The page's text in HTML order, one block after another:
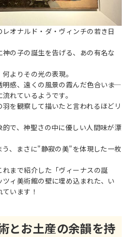
オナルド・ダ・ヴィンチの若き日
の子の誕生を告げる、あの有名な
よりその光の表現。
感、遠くの風景の霞んだ色合い――ま
れているようです。
を観察して描いたと言われるほどリ
で、神聖さの中に優しい人間味が漂
、まさに"静寂の美"を体現した一枚
まで紹介した「ヴィーナスの誕
ィ美術館の壁に埋め込まれた、い
います！
とお土産の余韻を持